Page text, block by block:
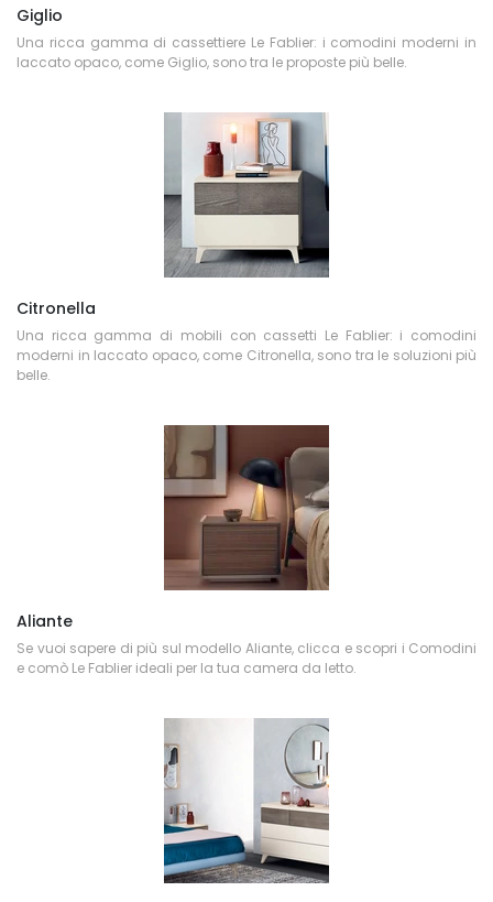
Giglio
Una ricca gamma di cassettiere Le Fablier: i comodini moderni in
laccato opaco, come Giglio, sono tra le proposte più belle.
Citronella
Una ricca gamma di mobili con cassetti Le Fablier: i comodini
moderni in laccato opaco, come Citronella, sono tra le soluzioni più
belle.
Aliante
Se vuoi sapere di più sul modello Aliante, clicca e scopri i Comodini
e comò Le Fablier ideali per la tua camera da letto.